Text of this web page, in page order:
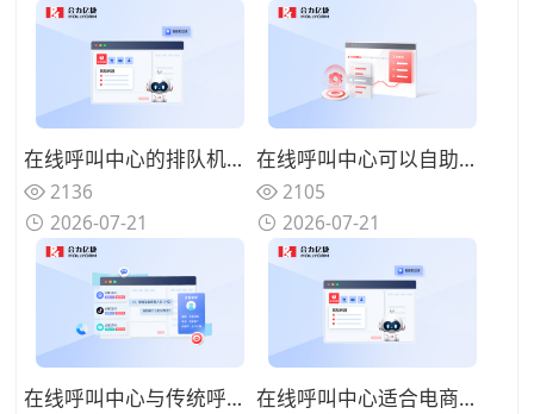
在线呼叫中心的排队机制如何优化？智能路由减少客户等待焦虑
2136
2026-07-21
在线呼叫中心可以自助解决问题吗？知识库与机器人协同打造自助服务体系
2105
2026-07-21
在线呼叫中心与传统呼叫中心有何不同？从电话线到互联网的范式变革 在线呼叫中心适合电商企业吗？大促期间服务弹性的实战价值